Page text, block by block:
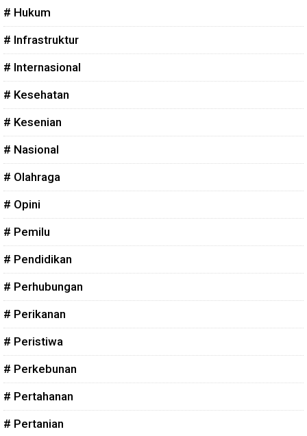
# Hukum
# Infrastruktur
# Internasional
# Kesehatan
# Kesenian
# Nasional
# Olahraga
# Opini
# Pemilu
# Pendidikan
# Perhubungan
# Perikanan
# Peristiwa
# Perkebunan
# Pertahanan
# Pertanian